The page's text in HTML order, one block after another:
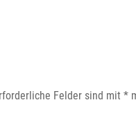
Felder sind mit *